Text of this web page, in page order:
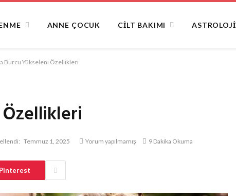
ANNE ÇOCUK CILT BAKIMI ASTROLOJI
Burcu Yükseleni Özellikleri
Temmuz 1, 2025 Yorum yapılmamış 9 Dakika Okuma
Pinterest